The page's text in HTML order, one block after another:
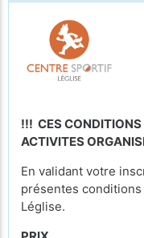
!!! CES CONDITIONS
ACTIVITES
En validant votre
présentes
Léglise.